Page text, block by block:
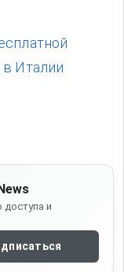
Италии
доступа и